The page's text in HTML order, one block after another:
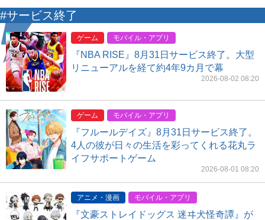
#サービス終了
ゲーム モバイル・アプリ
『NBA RISE』8月31日サービス終了。大型
リニューアルを経て約4年9カ月で幕
2026-08-02 08:20
ゲーム モバイル・アプリ
『フルールデイズ』8月31日サービス終了。
4人の彼が日々の生活を彩ってくれる花丸ラ
イフサポートゲーム
2026-08-01 08:20
アニメ・漫画 モバイル・アプリ
『文豪ストレイドッグス 迷ヰ犬怪奇譚』が